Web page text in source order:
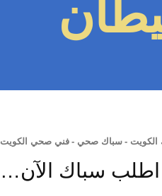
الكويت - سباك صحي - فني صحي الكويت
سباك الآن…